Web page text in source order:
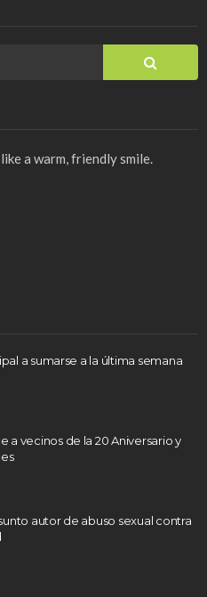
a warm, friendly smile.
a sumarse a la última semana
a vecinos de la 20 Aniversario y
autor de abuso sexual contra